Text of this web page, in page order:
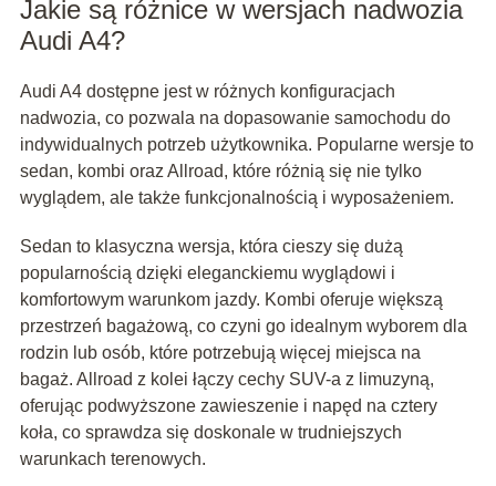
Jakie są różnice w wersjach nadwozia
Audi A4?
Audi A4 dostępne jest w różnych konfiguracjach
nadwozia, co pozwala na dopasowanie samochodu do
indywidualnych potrzeb użytkownika. Popularne wersje to
sedan, kombi oraz Allroad, które różnią się nie tylko
wyglądem, ale także funkcjonalnością i wyposażeniem.
Sedan to klasyczna wersja, która cieszy się dużą
popularnością dzięki eleganckiemu wyglądowi i
komfortowym warunkom jazdy. Kombi oferuje większą
przestrzeń bagażową, co czyni go idealnym wyborem dla
rodzin lub osób, które potrzebują więcej miejsca na
bagaż. Allroad z kolei łączy cechy SUV-a z limuzyną,
oferując podwyższone zawieszenie i napęd na cztery
koła, co sprawdza się doskonale w trudniejszych
warunkach terenowych.